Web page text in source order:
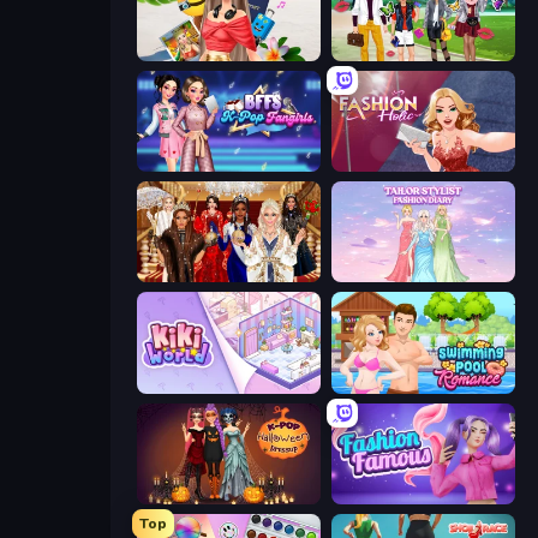
Travel with Me: ASMR Edition Superstar Family Dress Up
BFFs K-Pop Fangirls Fashion Holic
Royal Dress Up - Fashion Queen Tailor Stylist: Fashion Diary
KiKi World Swimming Pool Romance
Fashion Famous
Top